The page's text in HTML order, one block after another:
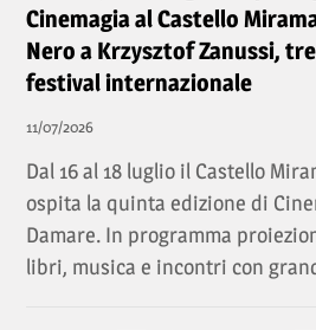
Cinemagia al Castello
Nero a Krzysztof Zanussi,
festival internazionale
11/07/2026
Dal 16 al 18 luglio il Castello
ospita la quinta edizione di
Damare. In programma
libri, musica e incontri con